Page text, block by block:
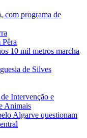
com programa de
10 mil metros marcha
de Silves
Intervenção e
Animais
Algarve questionam